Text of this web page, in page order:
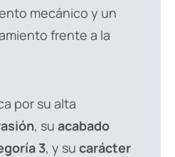
mecánico y un
frente a la
por su alta
, su acabado
3, y su carácter